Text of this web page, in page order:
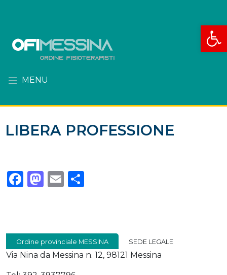
Apri
MENU
LIBERA PROFESSIONE
Facebook
Mastodon
Email
Ordine provinciale MESSINA SEDE LEGALE
Via Nina da Messina n. 12, 98121 Messina